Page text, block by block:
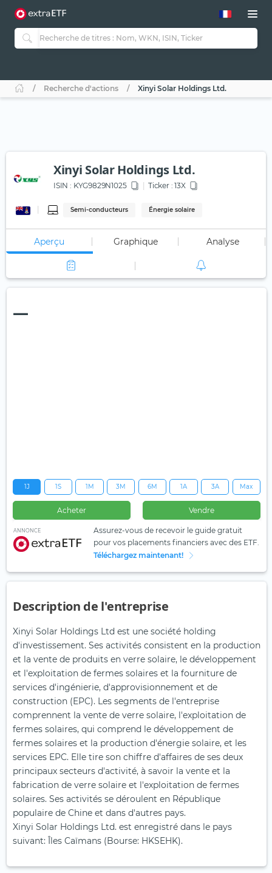
Recherche d'actions Xinyi Solar Holdings Ltd.
Xinyi Solar Holdings Ltd.
ISIN : KYG9829N1025 Ticker : 13X
Semi-conducteurs Énergie solaire
Aperçu Graphique Analyse
—
1J 1S 1M 3M 6M 1A 3A Max
Acheter Vendre
ANNONCE
Assurez-vous de recevoir le guide gratuit
pour vos placements financiers avec des ETF.
Téléchargez maintenant!
Description de l'entreprise
Xinyi Solar Holdings Ltd est une société holding
d'investissement. Ses activités consistent en la production
et la vente de produits en verre solaire, le développement
et l'exploitation de fermes solaires et la fourniture de
services d'ingénierie, d'approvisionnement et de
construction (EPC). Les segments de l'entreprise
comprennent la vente de verre solaire, l'exploitation de
fermes solaires, qui comprend le développement de
fermes solaires et la production d'énergie solaire, et les
services EPC. Elle tire son chiffre d'affaires de ses deux
principaux secteurs d'activité, à savoir la vente et la
fabrication de verre solaire et l'exploitation de fermes
solaires. Ses activités se déroulent en République
populaire de Chine et dans d'autres pays.
Xinyi Solar Holdings Ltd. est enregistré dans le pays
suivant: Îles Caïmans (Bourse: HKSEHK).